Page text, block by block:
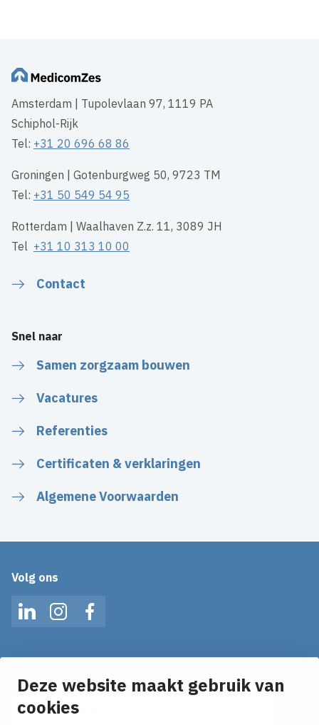
Deze website maakt gebruik van
cookies
Amsterdam | Tupolevlaan 97, 1119 PA
Schiphol-Rijk
Tel: +31 20 696 68 86
Groningen | Gotenburgweg 50, 9723 TM
Tel: +31 50 549 54 95
Rotterdam | Waalhaven Z.z. 11, 3089 JH
Tel +31 10 313 10 00
Contact
Snel naar
Samen zorgzaam bouwen
Vacatures
Referenties
Certificaten & verklaringen
Algemene Voorwaarden
Volg ons
LinkedInInstagramFacebook
en ontvang het laatste nieuws direct in je inbox!
E-mailadres